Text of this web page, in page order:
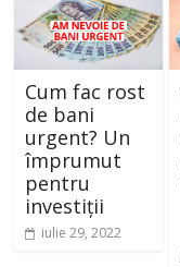
Cum fac rost
de bani
urgent? Un
împrumut
pentru
investiții
iulie 29, 2022